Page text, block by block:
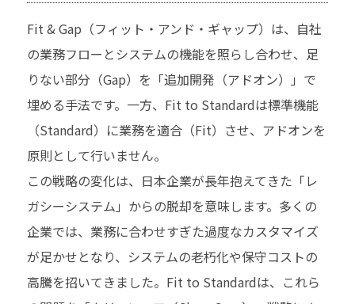
Fit & Gap（フィット・アンド・ギャップ）は、自社
の業務フローとシステムの機能を照らし合わせ、足
りない部分（Gap）を「追加開発（アドオン）」で
埋める手法です。一方、Fit to Standardは標準機能
（Standard）に業務を適合（Fit）させ、アドオンを
原則として行いません。
この戦略の変化は、日本企業が長年抱えてきた「レ
ガシーシステム」からの脱却を意味します。多くの
企業では、業務に合わせすぎた過度なカスタマイズ
が足かせとなり、システムの老朽化や保守コストの
高騰を招いてきました。Fit to Standardは、これら